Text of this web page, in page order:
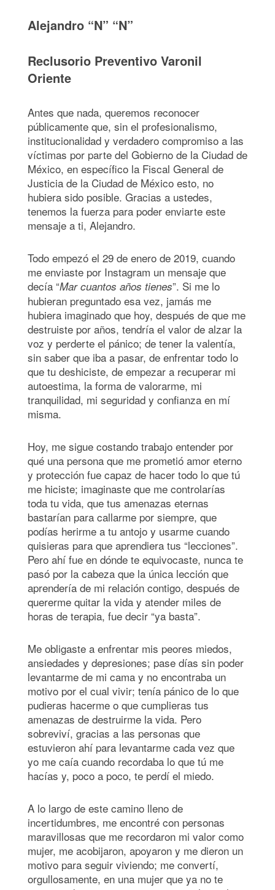
Alejandro “N” “N”
Reclusorio Preventivo Varonil
Oriente
Antes que nada, queremos reconocer
públicamente que, sin el profesionalismo,
institucionalidad y verdadero compromiso a las
víctimas por parte del Gobierno de la Ciudad de
México, en específico la Fiscal General de
Justicia de la Ciudad de México esto, no
hubiera sido posible. Gracias a ustedes,
tenemos la fuerza para poder enviarte este
mensaje a ti, Alejandro.
Todo empezó el 29 de enero de 2019, cuando
me enviaste por Instagram un mensaje que
decía “Mar cuantos años tienes”. Si me lo
hubieran preguntado esa vez, jamás me
hubiera imaginado que hoy, después de que me
destruiste por años, tendría el valor de alzar la
voz y perderte el pánico; de tener la valentía,
sin saber que iba a pasar, de enfrentar todo lo
que tu deshiciste, de empezar a recuperar mi
autoestima, la forma de valorarme, mi
tranquilidad, mi seguridad y confianza en mí
misma.
Hoy, me sigue costando trabajo entender por
qué una persona que me prometió amor eterno
y protección fue capaz de hacer todo lo que tú
me hiciste; imaginaste que me controlarías
toda tu vida, que tus amenazas eternas
bastarían para callarme por siempre, que
podías herirme a tu antojo y usarme cuando
quisieras para que aprendiera tus “lecciones”.
Pero ahí fue en dónde te equivocaste, nunca te
pasó por la cabeza que la única lección que
aprendería de mi relación contigo, después de
quererme quitar la vida y atender miles de
horas de terapia, fue decir “ya basta”.
Me obligaste a enfrentar mis peores miedos,
ansiedades y depresiones; pase días sin poder
levantarme de mi cama y no encontraba un
motivo por el cual vivir; tenía pánico de lo que
pudieras hacerme o que cumplieras tus
amenazas de destruirme la vida. Pero
sobreviví, gracias a las personas que
estuvieron ahí para levantarme cada vez que
yo me caía cuando recordaba lo que tú me
hacías y, poco a poco, te perdí el miedo.
A lo largo de este camino lleno de
incertidumbres, me encontré con personas
maravillosas que me recordaron mi valor como
mujer, me acobijaron, apoyaron y me dieron un
motivo para seguir viviendo; me convertí,
orgullosamente, en una mujer que ya no te